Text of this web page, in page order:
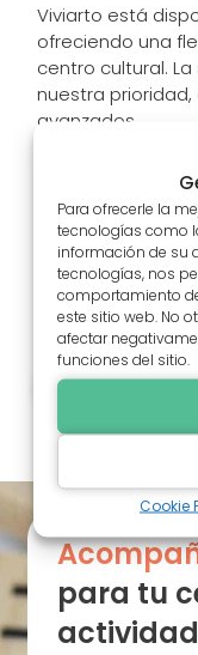
Para ofrecerle la
tecnologías como
información de su
tecnologías, nos
comportamiento
este sitio web. No
afectar
funciones del sitio.
Cookie
Viviarto está
ofreciendo una
centro cultural.
nuestra
avanzados.
Soporte
humano
Nuestro equipo
ofrecer
una experiencia
cultural.
para tu